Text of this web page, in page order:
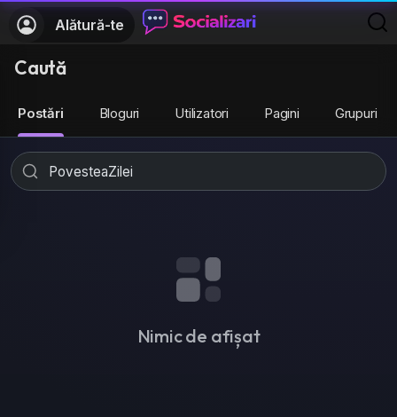
Alătură-te
Caută
Postări Bloguri Utilizatori Pagini Grupuri
Nimic de afișat